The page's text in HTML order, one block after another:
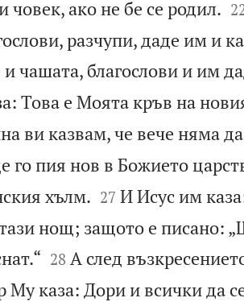
човек, ако не бе се родил.
разчупи, даде им и
и чашата, благослови и им
Това е Моята кръв на
ви казвам, че вече няма
го пия нов в Божието
хълм.
27 И Исус им
нощ; защото е писано:

28 А след
Му каза: Дори и всички да